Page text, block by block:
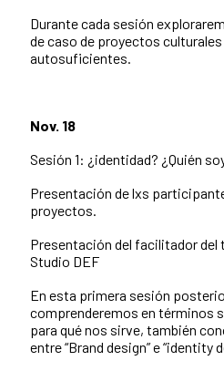
Durante cada sesión
de caso de proyectos
autosuficientes.
Nov. 18
Sesión 1: ¿identidad? ¿Quién
Presentación de lxs
proyectos.
Presentación del facilitador del
Studio DEF
En esta primera sesión
comprenderemos en términos
para qué nos sirve, también
entre “Brand design” e “identity